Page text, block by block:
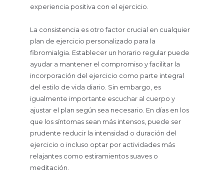
experiencia positiva con el ejercicio.
La consistencia es otro factor crucial en cualquier
plan de ejercicio personalizado para la
fibromialgia. Establecer un horario regular puede
ayudar a mantener el compromiso y facilitar la
incorporación del ejercicio como parte integral
del estilo de vida diario. Sin embargo, es
igualmente importante escuchar al cuerpo y
ajustar el plan según sea necesario. En días en los
que los síntomas sean más intensos, puede ser
prudente reducir la intensidad o duración del
ejercicio o incluso optar por actividades más
relajantes como estiramientos suaves o
meditación.